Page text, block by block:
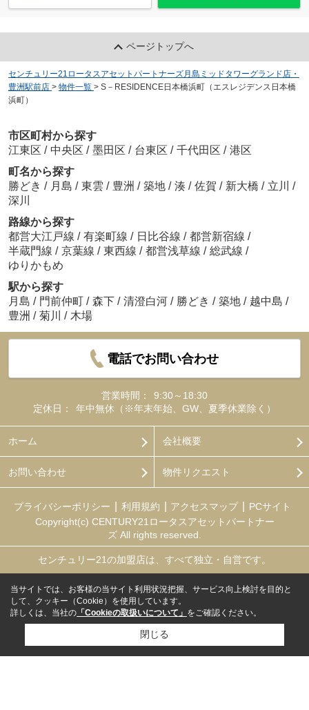
ページトップへ
センチュリー21ロータスアセットパートナーズ月島ミッドタワーグランド店・
豊洲駅前店 > 物件一覧 > S－RESIDENCE日本橋浜町（エスレジデンス日本橋
浜町）
市区町村から探す
江東区 / 中央区 / 墨田区 / 台東区 / 千代田区 / 港区
町名から探す
勝どき / 月島 / 東雲 / 豊洲 / 築地 / 湊 / 佐賀 / 新大橋 / 立川 /
深川
路線から探す
都営大江戸線 / 有楽町線 / 日比谷線 / 都営新宿線 /
半蔵門線 / 京葉線 / 東西線 / 都営浅草線 / 総武線 /
ゆりかもめ
駅から探す
月島 / 門前仲町 / 森下 / 清澄白河 / 勝どき / 築地 / 越中島 /
豊洲 / 菊川 / 木場
電話でお問い合わせ
営業時間：
9:30～18:30
定休日：
年中無休（※年末年始、GW、夏季休業除く）
ホーム 会社概要
お問い合わせ 物件リクエスト
プライバシーポリシー 利用規約 アクセスマップ
PCサイト
Copyright(c) CENTURY21ロータスアセットパートナー
ズ All rights reserved.
センチュリー21の加盟店は、すべて独立・自営です。
当サイトでは、お客様の当サイト利用状況把握、サービス向上検討を目的と
して、クッキー（Cookie）を使用しています。
詳しくは、当社の 「Cookieの取扱いについて」 をご確認ください。
閉じる